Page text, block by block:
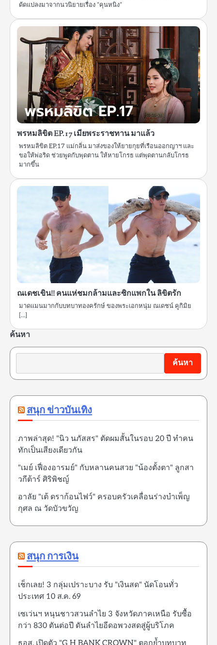
ดัดแปลงมาจากนวนิยายเรื่อง “คุนหนิง”
พรหมลิขิต EP.17 เมียพระราชทาน มาแล้ว
พรหมลิขิต EP.17 แม่กลิ่น มาส่งของให้ยายกุยที่เรือนออกญาฯ และ
ขอให้พ่อริด ช่วยพูดกับพุดตาน ให้หายโกรธ แต่พุดตานกลับโกรธ
มากขึ้น
ณเดชเขิน!! คนแห่ชมกล้ามและซิกแพกใน ลิขิตรัก
มาดแมนมากกับบทบาทองครักษ์ ของพระเอกหนุ่ม ณเดชน์ คูกิมิย
[…]
ค้นหา
ค้นหา
สนุก ข่าวบันเทิง
ภาพล่าสุด! "นิว นภัสสร" ตัดผมสั้นในรอบ 20 ปี ทำคน
ทักเป็นเสียงเดียวกัน
"เมย์ เฟื่องอารมย์" กับหลานคนสวย "น้องตั้งตา" ลูกสา
วกีต้าร์ ศิริพิชญ์
อาลัย "เต้ ดราก้อนไฟว์" ครอบครัวเคลื่อนร่างบำเพ็ญ
กุศล ณ วัดบัวขวัญ
สนุก การเงิน
เช็กเลย! 3 กลุ่มเปราะบาง รับ "เงินสด" นัดโอนทั่ว
ประเทศ 10 ส.ค. 69
เซเว่นฯ หนุนชาวสวนลำไย 3 จังหวัดภาคเหนือ รับซื้อ
กว่า 830 ตันต่อปี ดันลำไยอีดอพวงสดสู่ผู้บริโภค
ธอส. เปิดตัว "G H BANK CROWN" ตอกย้ำบทบาท